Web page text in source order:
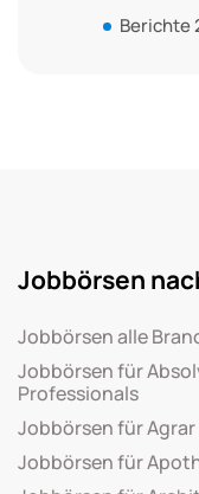
Berichte
Jobbörsen
Jobbörsen alle
Jobbörsen für
Professionals
Jobbörsen für
Jobbörsen für